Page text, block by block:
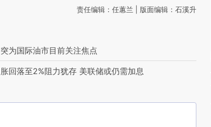
责任编辑：任蕙兰 | 版面编辑：石溪升
为国际油市目前关注焦点
回落至2%阻力犹存 美联储或仍需加息